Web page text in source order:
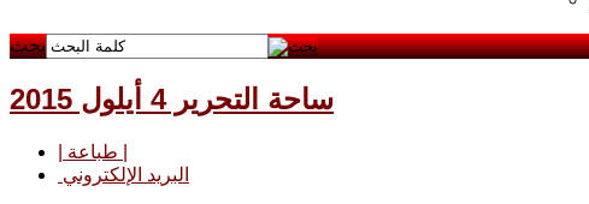
بحث
ساحة التحرير 4 أيلول 2015
البريد الإلكتروني